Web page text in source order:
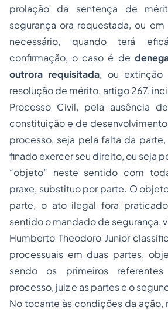
prolação da sentença de
segurança ora requestada, ou
necessário, quando terá
confirmação, o caso é de
outrora requisitada, ou extinção
resolução de mérito, artigo 267,
Processo Civil, pela ausência
constituição e de
processo, seja pela falta da
finado exercer seu direito, ou seja
“objeto” neste sentido com
praxe, substituo por parte. O
parte, o ato ilegal fora
sentido o mandado de segurança,
Humberto Theodoro Junior
processuais em duas partes,
sendo os primeiros
processo, juiz e as partes e o
No tocante às condições da ação,